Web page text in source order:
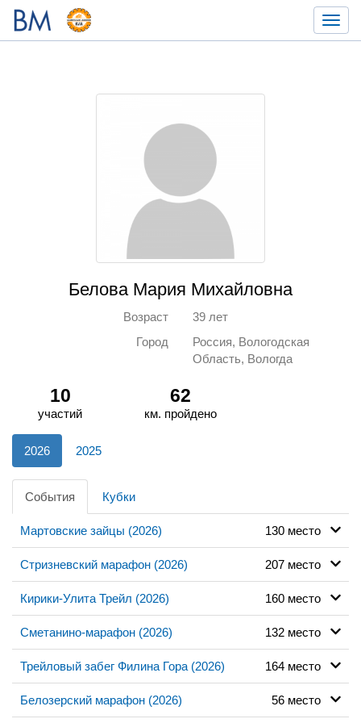
Белова Мария Михайловна
Возраст
39 лет
Город
Россия, Вологодская
Область, Вологда
10
участий
62
км. пройдено
2026 2025
События Кубки
Мартовские зайцы (2026) 130 место
Стризневский марафон (2026) 207 место
Кирики-Улита Трейл (2026) 160 место
Сметанино-марафон (2026) 132 место
Трейловый забег Филина Гора (2026) 164 место
Белозерский марафон (2026) 56 место